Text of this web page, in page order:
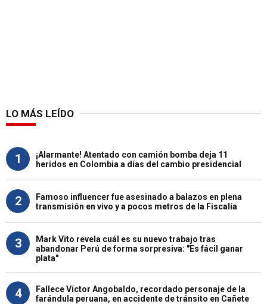
LO MÁS LEÍDO
1
¡Alarmante! Atentado con camión bomba deja 11
heridos en Colombia a días del cambio presidencial
2
Famoso influencer fue asesinado a balazos en plena
transmisión en vivo y a pocos metros de la Fiscalía
3
Mark Vito revela cuál es su nuevo trabajo tras
abandonar Perú de forma sorpresiva: "Es fácil ganar
plata"
4
Fallece Víctor Angobaldo, recordado personaje de la
farándula peruana, en accidente de tránsito en Cañete